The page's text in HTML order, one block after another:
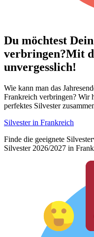
Du möchtest Dein
verbringen?Mit
unvergesslich!
Wie kann man das
Frankreich verbringen? Wir
perfektes Silvester
Silvester in Frankreich
Finde die geeignete
Silvester 2026/2027 in